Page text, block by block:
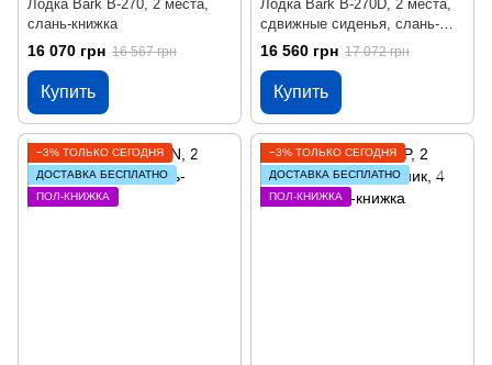
Лодка Bark B-270, 2 места,
слань-книжка
16 070 грн 16 567 грн
Купить
Лодка Bark B-270D, 2 места,
сдвижные сиденья, слань-
книжка
16 560 грн 17 072 грн
Купить
−3% ТОЛЬКО СЕГОДНЯ
ДОСТАВКА БЕСПЛАТНО
ПОЛ-КНИЖКА
−3% ТОЛЬКО СЕГОДНЯ
ДОСТАВКА БЕСПЛАТНО
ПОЛ-КНИЖКА